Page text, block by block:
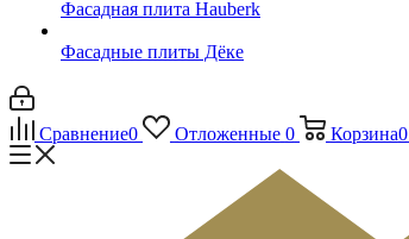
Фасадная плита Hauberk
Фасадные плиты Дёке
Сравнение0 Отложенные 0 Корзина0